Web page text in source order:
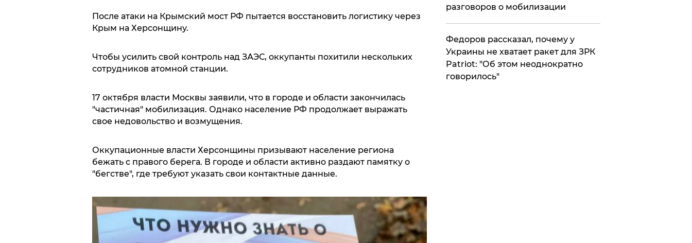
После атаки на Крымский мост РФ пытается восстановить логистику через
Крым на Херсонщину.
Чтобы усилить свой контроль над ЗАЭС, оккупанты похитили нескольких
сотрудников атомной станции.
17 октября власти Москвы заявили, что в городе и области закончилась
"частичная" мобилизация. Однако население РФ продолжает выражать
свое недовольство и возмущения.
Оккупационные власти Херсонщины призывают население региона
бежать с правого берега. В городе и области активно раздают памятку о
"бегстве", где требуют указать свои контактные данные.
разговоров о мобилизации
Федоров рассказал, почему у
Украины не хватает ракет для ЗРК
Patriot: "Об этом неоднократно
говорилось"